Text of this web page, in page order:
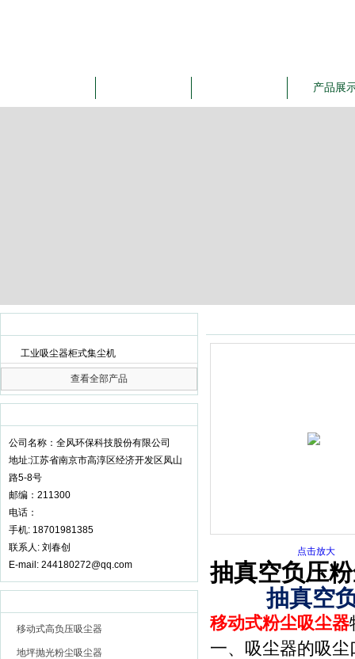
产品展
工业吸尘器柜式集尘机
查看全部产品
公司名称：全风环保科技股份有限公司
地址:江苏省南京市高淳区经济开发区凤山
路5-8号
邮编：211300
电话：
手机: 18701981385
联系人: 刘春创
E-mail: 244180272@qq.com
移动式高负压吸尘器
地坪抛光粉尘吸尘器
点击放大
抽真空负压
抽真空
移动式粉尘吸尘器
一、吸尘器的吸